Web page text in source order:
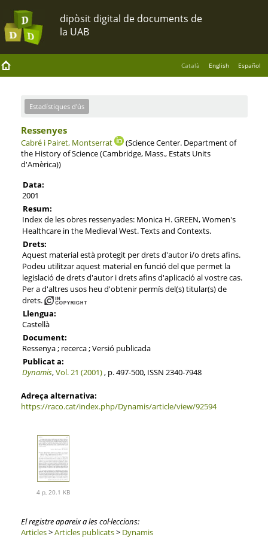
Català English Español
Estadístiques d'ús
Ressenyes
Cabré i Pairet, Montserrat
(Science Center. Department of
the History of Science (Cambridge, Mass., Estats Units
d'Amèrica))
Data:
2001
Resum:
Index de les obres ressenyades: Monica H. GREEN, Women's
Healthcare in the Medieval West. Texts and Contexts.
Drets:
Aquest material està protegit per drets d'autor i/o drets afins.
Podeu utilitzar aquest material en funció del que permet la
legislació de drets d'autor i drets afins d'aplicació al vostre cas.
Per a d'altres usos heu d'obtenir permís del(s) titular(s) de
drets.
Llengua:
Castellà
Document:
Ressenya ; recerca ; Versió publicada
Publicat a:
Dynamis,Vol. 21 (2001), p. 497-500, ISSN 2340-7948
Adreça alternativa:
https://raco.cat/index.php/Dynamis/article/view/92594
4 p, 20.1 KB
El registre apareix a les col·leccions:
Articles>Articles publicats> Dynamis